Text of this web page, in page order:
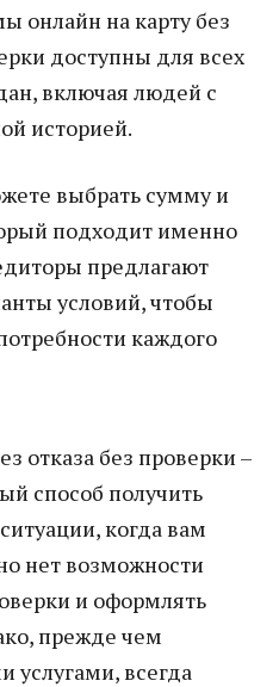
онлайн на карту без
доступны для всех
включая людей с
историей.
выбрать сумму и
подходит именно
предлагают
условий, чтобы
каждого
отказа без проверки –
способ получить
когда вам
нет возможности
и оформлять
прежде чем
услугами, всегда